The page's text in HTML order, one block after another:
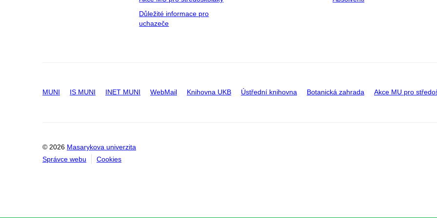
Důležité informace pro
uchazeče
MUNI IS MUNI INET MUNI WebMail Knihovna UKB Ústřední knihovna Botanická zahrada Akce MU pro
© 2026 Masarykova univerzita
Správce webu
Cookies